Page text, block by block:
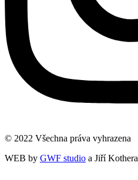
© 2022 Všechna práva vyhrazena
WEB by GWF studio a Jiří Kothera